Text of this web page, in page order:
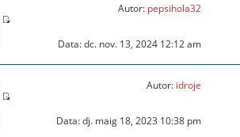
Autor: pepsihola32
Data: dc. nov. 13, 2024 12:12 am
Autor: idroje
Data: dj. maig 18, 2023 10:38 pm